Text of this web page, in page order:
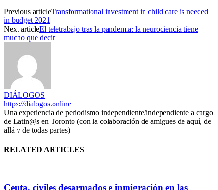
Previous articleTransformational investment in child care is needed
in budget 2021
Next articleEl teletrabajo tras la pandemia: la neurociencia tiene
mucho que decir
DIÁLOGOS
https://dialogos.online
Una experiencia de periodismo independiente/independiente a cargo
de Latin@s en Toronto (con la colaboración de amigues de aquí, de
allá y de todas partes)
RELATED ARTICLES
Ceuta, civiles desarmados e inmigración en las